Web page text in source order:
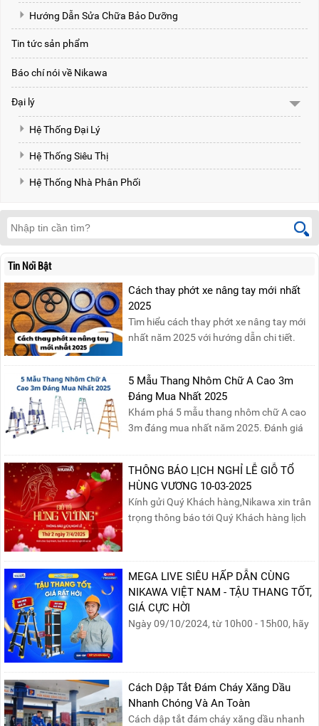
Hướng Dẫn Sửa Chữa Bảo Dưỡng
Tin tức sản phẩm
Báo chí nói về Nikawa
Đại lý
Hệ Thống Đại Lý
Hệ Thống Siêu Thị
Hệ Thống Nhà Phân Phối
Tin Nổi Bật
Cách thay phớt xe nâng tay mới nhất
2025
Tìm hiểu cách thay phớt xe nâng tay mới
nhất năm 2025 với hướng dẫn chi tiết.
phớt đúng cách, giúp xe nâng hoạt động
hiệu quả và bền lâu!
5 Mẫu Thang Nhôm Chữ A Cao 3m
Đáng Mua Nhất 2025
Khám phá 5 mẫu thang nhôm chữ A cao
3m đáng mua nhất năm 2025. Đánh giá
sản phẩm phù hợp!
THÔNG BÁO LỊCH NGHỈ LỄ GIỖ TỔ
HÙNG VƯƠNG 10-03-2025
Kính gửi Quý Khách hàng,Nikawa xin trân
trọng thông báo tới Quý Khách hàng lịch
07/04/2025, nhằm ngày Giỗ Tổ Hùng
Vương – dịp để tưởng nhớ công ơn dựng
nước của các Vua Hùng....
MEGA LIVE SIÊU HẤP DẪN CÙNG
NIKAWA VIỆT NAM - TẬU THANG TỐT,
GIÁ CỰC HỜI
Ngày 09/10/2024, từ 10h00 - 15h00, hãy
phần quà siêu hấp dẫn và mua sắm
những sản phẩm thang chính hãng với
mức giá không thể tốt hơn!Tham gia
Mega Live, bạn sẽ nhận được gì?...
Cách Dập Tắt Đám Cháy Xăng Dầu
Nhanh Chóng Và An Toàn
Cách dập tắt đám cháy xăng dầu nhanh